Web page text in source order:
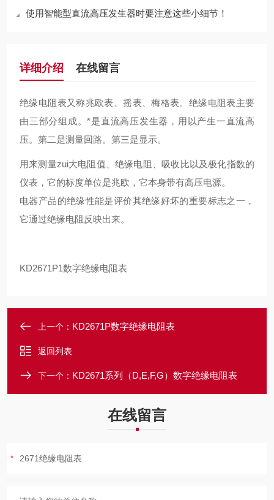
使用智能型直流高压发生器时要注意这些小细节！
详细介绍 在线留言
绝缘电阻表又称兆欧表、摇表、梅格表。绝缘电阻表主要
由三部分组成。*是直流高压发生器，用以产生一直流高
压。第二是测量回路。第三是显示。
用来测量zui大电阻值、绝缘电阻、吸收比以及极化指数的
仪表，它的标度单位是兆欧，它本身带有高压电源。
电器产品的绝缘性能是评价其绝缘好坏的重要标志之一，
它通过绝缘电阻反映出来。
KD2671P1数字绝缘电阻表
上一个： KD2671P数字绝缘电阻表
返回列表
下一个： KD2671系列（D,E,F,G）数字绝缘电阻表
在线留言